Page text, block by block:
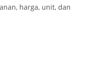
harga, unit, dan